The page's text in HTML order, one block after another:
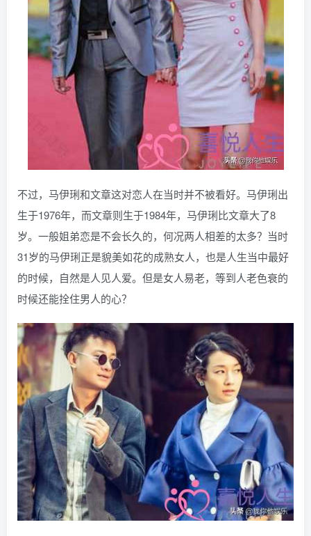
不过，马伊琍和文章这对恋人在当时并不被看好。马伊琍出
生于1976年，而文章则生于1984年，马伊琍比文章大了8
岁。一般姐弟恋是不会长久的，何况两人相差的太多？当时
31岁的马伊琍正是貌美如花的成熟女人，也是人生当中最好
的时候，自然是人见人爱。但是女人易老，等到人老色衰的
时候还能拴住男人的心？